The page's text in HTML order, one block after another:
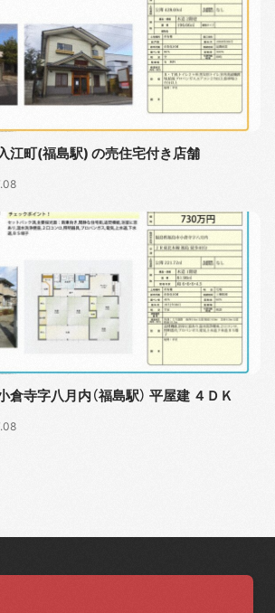
入江町(福島駅) の売住宅付き店舗
倉寺字八月内（福島駅） 平屋建 ４ＤＫ